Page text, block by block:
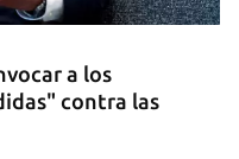
a los
contra las